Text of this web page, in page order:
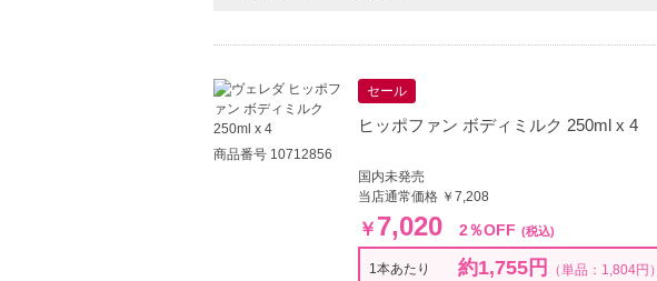
商品番号 10712856
セール
ヒッポファン ボディミルク 250ml x 4
国内未発売
当店通常価格 ￥7,208
￥ 7,020 2％OFF (税込)
1本あたり 約1,755円 （単品：1,804円）